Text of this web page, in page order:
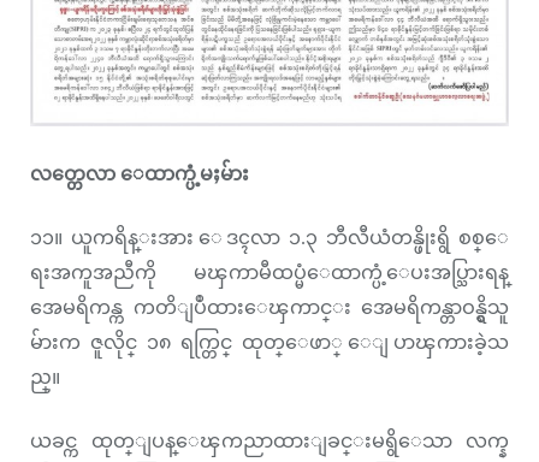
လတ္တေလာ ေထာက္ပံ့မႈမ်ား
၁၁။ ယူကရိန္းအား ေဒၚလာ ၁.၃ ဘီလီယံတန္ဖိုးရွိ စစ္ေ
ရးအကူအညီကို မၾကာမီထပ္မံေထာက္ပံ့ေပးအပ္သြားရန္
အေမရိကန္က ကတိျပဳထားေၾကာင္း အေမရိကန္တာဝန္ရွိသူ
မ်ားက ဇူလိုင္ ၁၈ ရက္တြင္ ထုတ္ေဖာ္ ေျပာၾကားခဲ့သ
ည္။
ယခင္က ထုတ္ျပန္ေၾကညာထားျခင္းမရွိေသာ လက္န